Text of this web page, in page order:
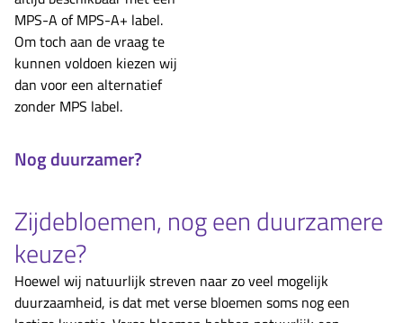
MPS-A of MPS-A+ label.
Om toch aan de vraag te
kunnen voldoen kiezen wij
dan voor een alternatief
zonder MPS label.
Nog duurzamer?
Zijdebloemen, nog een duurzamere
keuze?
Hoewel wij natuurlijk streven naar zo veel mogelijk
duurzaamheid, is dat met verse bloemen soms nog een